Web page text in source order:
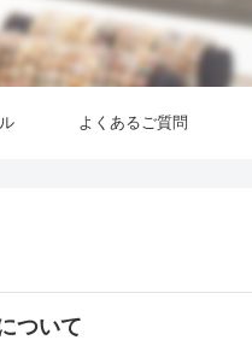
よくあるご質問
ついて